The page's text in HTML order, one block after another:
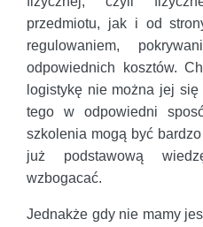
przedmiotu, jak i od
regulowaniem,
odpowiednich kosztów.
logistykę nie można jej
tego w odpowiedni
szkolenia mogą być
już podstawową
wzbogacać.
Jednakże gdy nie mamy